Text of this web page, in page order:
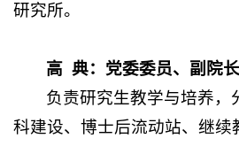
研究所。
高 典：党委委员、副院长
负责研究生教学与培养，
科建设、博士后流动站、继续